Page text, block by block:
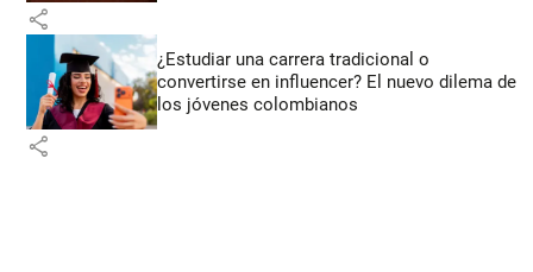
share
¿Estudiar una carrera tradicional o
convertirse en influencer? El nuevo dilema de
los jóvenes colombianos
share